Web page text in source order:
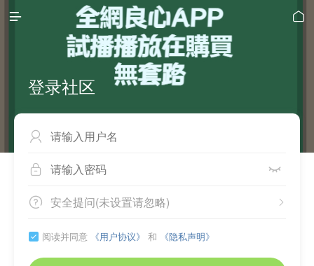
 
登录社区

 
 
安全提问(未设置请忽略)
 阅读并同意 《用户协议》 和 《隐私声明》